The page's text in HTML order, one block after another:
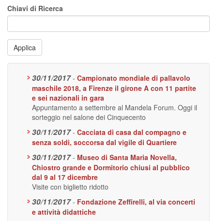
Chiavi di Ricerca
Applica
30/11/2017 - Campionato mondiale di pallavolo
maschile 2018, a Firenze il girone A con 11 partite
e sei nazionali in gara
Appuntamento a settembre al Mandela Forum. Oggi il
sorteggio nel salone dei Cinquecento
30/11/2017 - Cacciata di casa dal compagno e
senza soldi, soccorsa dal vigile di Quartiere
30/11/2017 - Museo di Santa Maria Novella,
Chiostro grande e Dormitorio chiusi al pubblico
dal 9 al 17 dicembre
Visite con biglietto ridotto
30/11/2017 - Fondazione Zeffirelli, al via concerti
e attività didattiche